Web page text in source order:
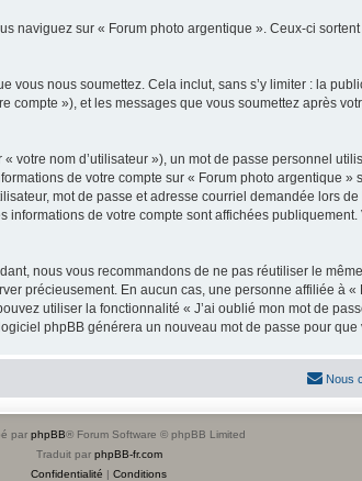
naviguez sur « Forum photo argentique ». Ceux-ci
nous soumettez. Cela inclut, sans s’y limiter : la
compte »), et les messages que vous soumettez après
votre nom d’utilisateur »), un mot de passe personnel
de votre compte sur « Forum photo argentique
mot de passe et adresse courriel demandée lors
de votre compte sont affichées
nous vous recommandons de ne pas réutiliser le
précieusement. En aucun cas, une personne affiliée à
utiliser la fonctionnalité « J’ai oublié mon mot de
phpBB générera un nouveau mot de passe pour que
Nous
par phpBB® Forum Software © phpBB Limited
Traduit par phpBB-fr.com
Confidentialité | Conditions